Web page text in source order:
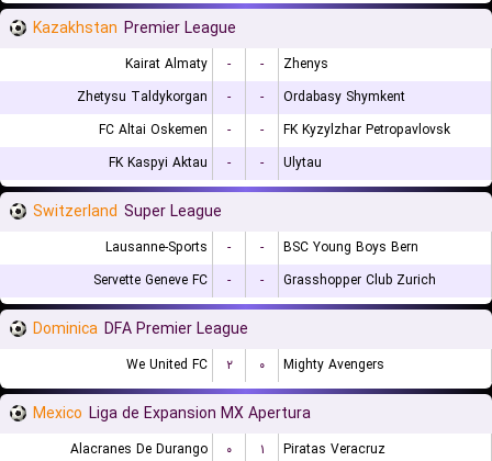
Kazakhstan Premier League
Kairat Almaty - -
Zhenys
Zhetysu Taldykorgan
- -
Ordabasy Shymkent
FC Altai Oskemen
- -
FK Kyzylzhar Petropavlovsk
FK Kaspyi Aktau
- - Ulytau
Switzerland Super League
Lausanne-Sports - -
BSC Young Boys Bern
Servette Geneve FC
- - Grasshopper Club Zurich
Dominica DFA Premier League
We United FC ۲ ۰ Mighty Avengers
Mexico Liga de Expansion MX Apertura
Alacranes De Durango ۰ ۱
Piratas Veracruz